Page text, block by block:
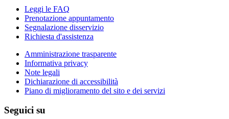
Leggi le FAQ
Prenotazione appuntamento
Segnalazione disservizio
Richiesta d'assistenza
Amministrazione trasparente
Informativa privacy
Note legali
Dichiarazione di accessibilità
Piano di miglioramento del sito e dei servizi
Seguici su